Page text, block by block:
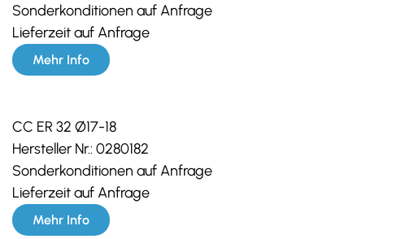
Sonderkonditionen auf Anfrage
Lieferzeit auf Anfrage
Mehr Info
CC ER 32 Ø17-18
Hersteller Nr.: 0280182
Sonderkonditionen auf Anfrage
Lieferzeit auf Anfrage
Mehr Info